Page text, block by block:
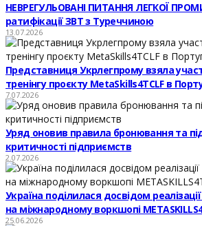
НЕВРЕГУЛЬОВАНІ ПИТАННЯ ЛЕГКОЇ
ратифікації ЗВТ з Туреччиною
13.07.2026
Представниця Укрлегпрому взяла
тренінгу проєкту MetaSkills4TCLF в
7.07.2026
Уряд оновив правила бронювання та
критичності підприємств
2.07.2026
Україна поділилася досвідом
на міжнародному воркшопі
25.06.2026